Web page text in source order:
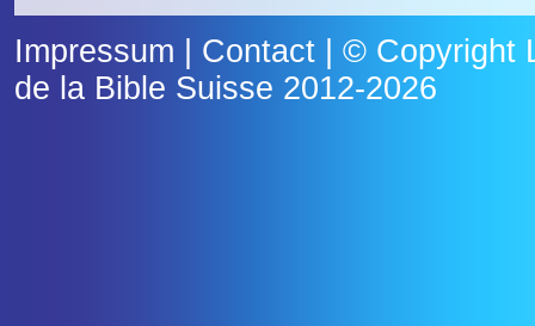
Impressum Contact| © Copyright
de la Bible Suisse 2012-2026